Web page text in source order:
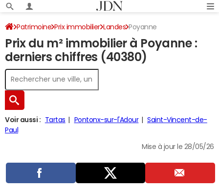
Patrimoine Prix immobilier Landes Poyanne
Prix du m² immobilier à Poyanne :
derniers chiffres (40380)
Voir aussi : Tartas Pontonx-sur-l'Adour
Saint-Vincent-de-
Paul
Mise à jour le 28/05/26